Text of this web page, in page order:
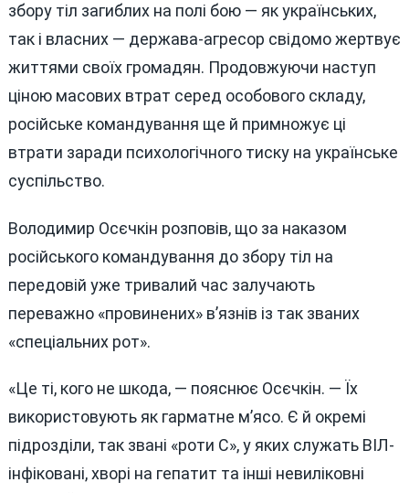
збору тіл загиблих на полі бою — як українських,
так і власних — держава-агресор свідомо жертвує
життями своїх громадян. Продовжуючи наступ
ціною масових втрат серед особового складу,
російське командування ще й примножує ці
втрати заради психологічного тиску на українське
суспільство.
Володимир Осєчкін розповів, що за наказом
російського командування до збору тіл на
передовій уже тривалий час залучають
переважно «провинених» в’язнів із так званих
«спеціальних рот».
«Це ті, кого не шкода, — пояснює Осєчкін. — Їх
використовують як гарматне м’ясо. Є й окремі
підрозділи, так звані «роти С», у яких служать ВІЛ-
інфіковані, хворі на гепатит та інші невиліковні